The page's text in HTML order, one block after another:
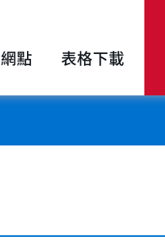
點 表格下載